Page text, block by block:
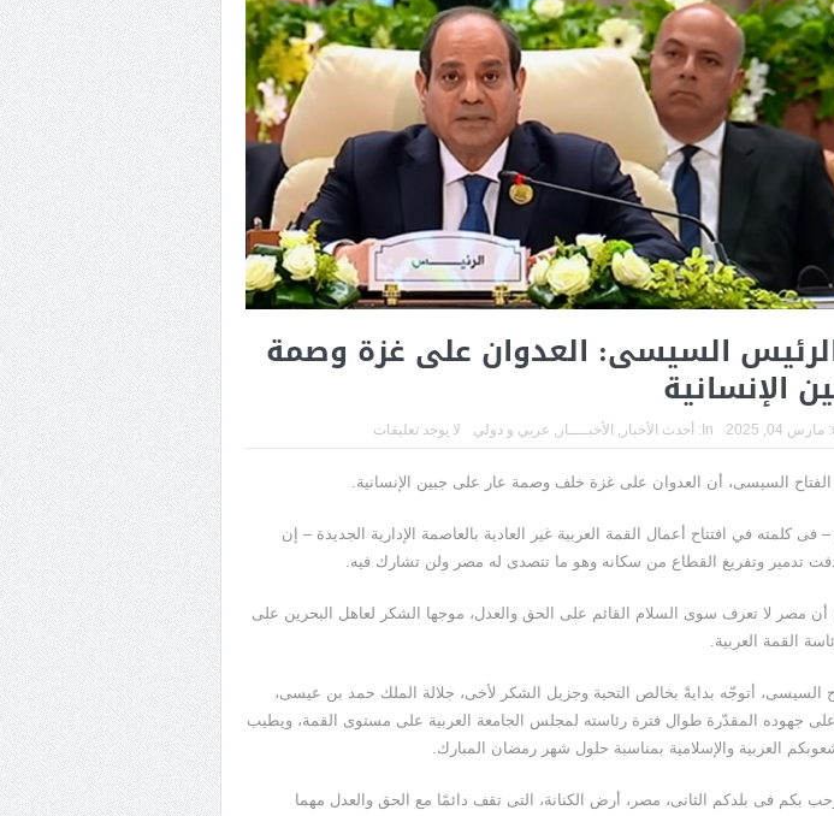
الرئيس السيسى: العدوان على غزة وصمة
الإنسانية
مارس 04, 2025 In: أحدث الأخبار الأخبــــار عربي و دولي لا يوجد تعليقات
السيسى، أن العدوان على غزة خلف وصمة عار على جبين الإنسانية.
كلمته في افتتاح أعمال القمة العربية غير العادية بالعاصمة الإدارية الجديدة – إن
تدمير وتفريغ القطاع من سكانه وهو ما تتصدى له مصر ولن تشارك فيه.
مصر لا تعرف سوى السلام القائم على الحق والعدل، موجها الشكر لعاهل البحرين على
القمة العربية.
السيسى، أتوجّه بدايةً بخالص التحية وجزيل الشكر لأخى، جلالة الملك حمد بن عيسى،
جهوده المقدّرة طوال فترة رئاسته لمجلس الجامعة العربية على مستوى القمة، ويطيب
العربية والإسلامية بمناسبة حلول شهر رمضان المبارك.
بكم فى بلدكم الثانى، مصر، أرض الكنانة، التى تقف دائمًا مع الحق والعدل مهما